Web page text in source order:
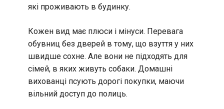
які проживають в будинку.
Кожен вид має плюси і мінуси. Перевага
обувниц без дверей в тому, що взуття у них
швидше сохне. Але вони не підходять для
сімей, в яких живуть собаки. Домашні
вихованці псують дорогі покупки, маючи
вільний доступ до полиць.